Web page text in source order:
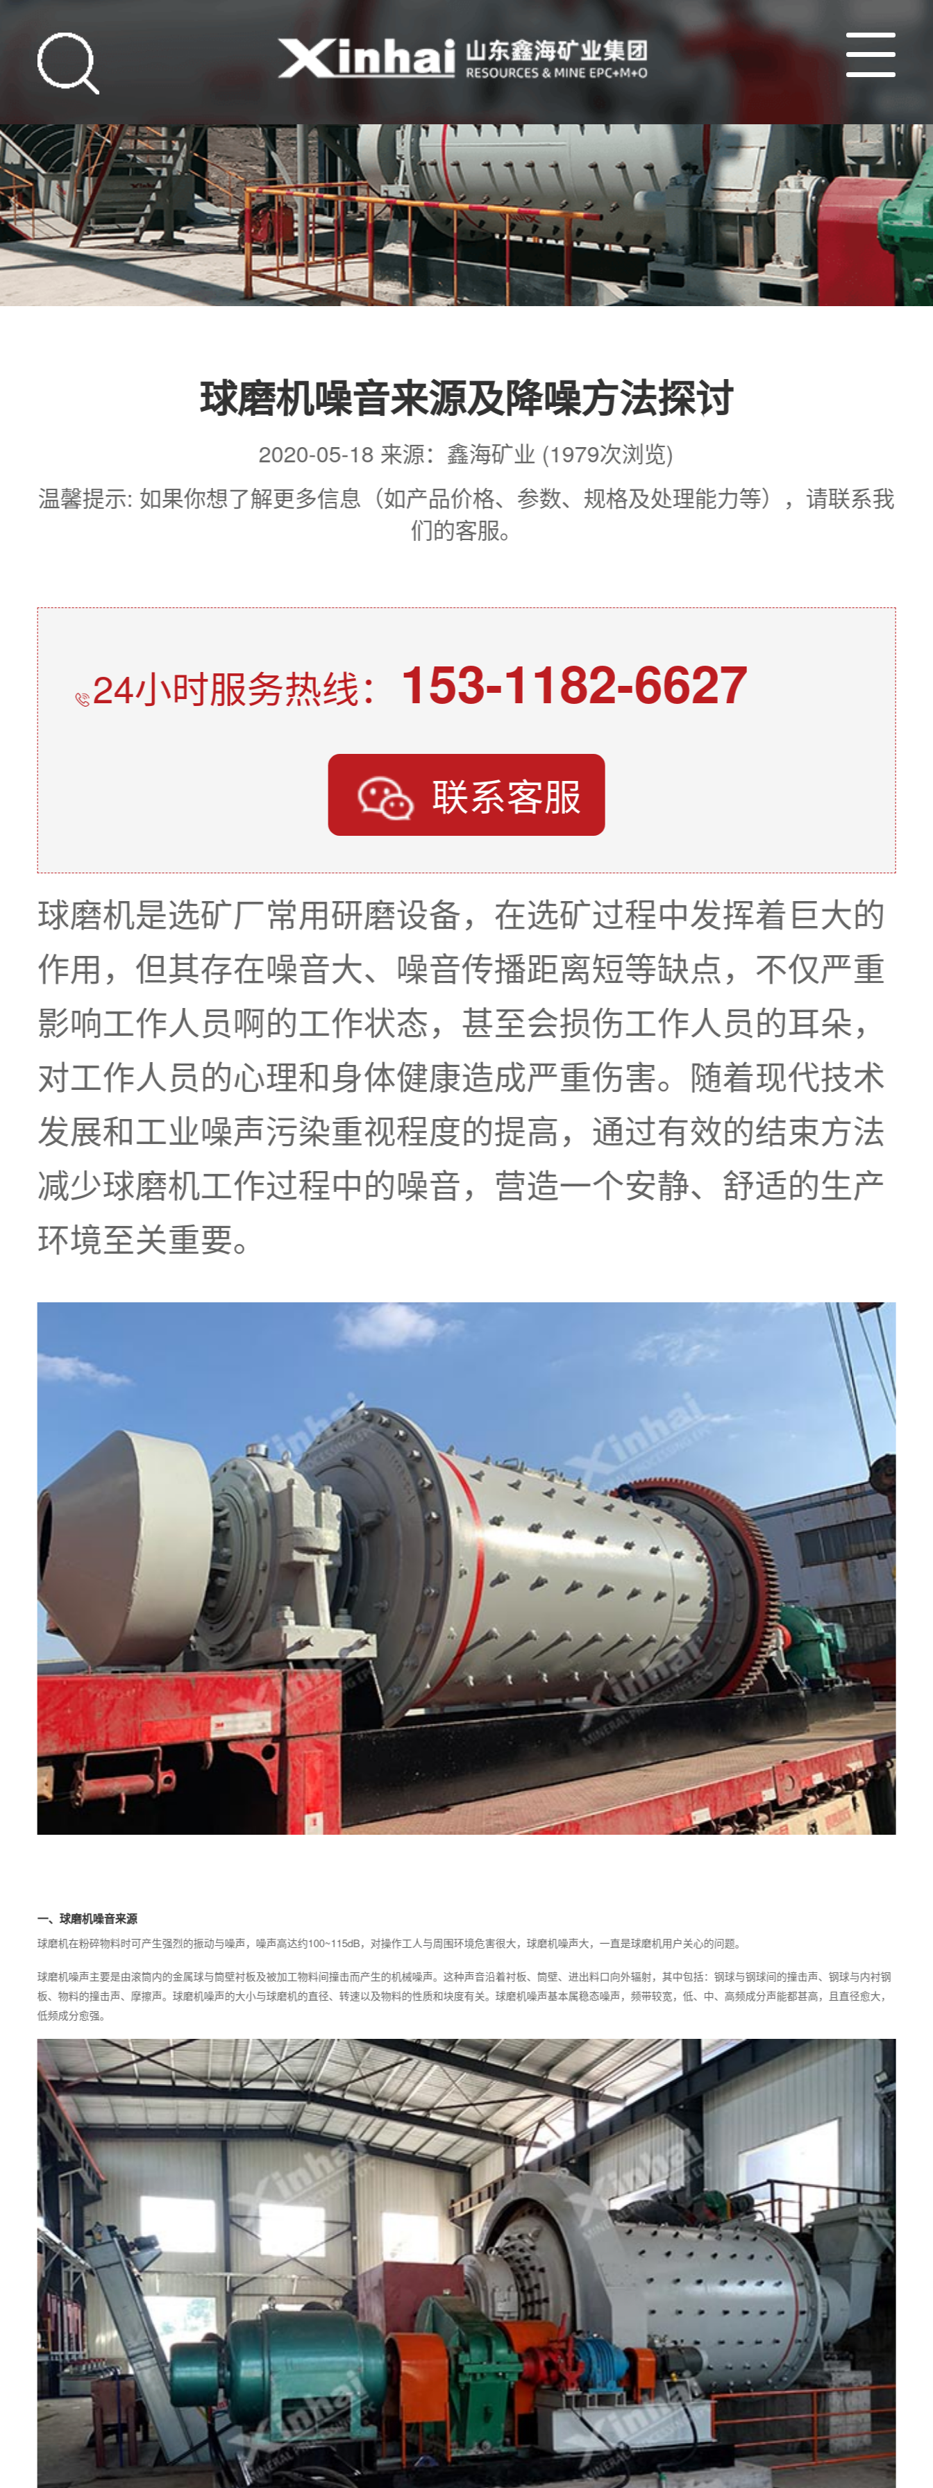
球磨机噪音来源及降噪方法探讨
2020-05-18 来源：鑫海矿业 (1979次浏览)
温馨提示: 如果你想了解更多信息（如产品价格、参数、规格及处理能力等），请联系我
们的客服。
24小时服务热线： 153-1182-6627
联系客服
球磨机是选矿厂常用研磨设备，在选矿过程中发挥着巨大的
作用，但其存在噪音大、噪音传播距离短等缺点，不仅严重
影响工作人员啊的工作状态，甚至会损伤工作人员的耳朵，
对工作人员的心理和身体健康造成严重伤害。随着现代技术
发展和工业噪声污染重视程度的提高，通过有效的结束方法
减少球磨机工作过程中的噪音，营造一个安静、舒适的生产
环境至关重要。
一、球磨机噪音来源
球磨机在粉碎物料时可产生强烈的振动与噪声，噪声高达约100~115dB，对操作工人与周围环境危害很大，球磨机噪声大，一直是球磨机用户关心的问题。
球磨机噪声主要是由滚筒内的金属球与筒壁衬板及被加工物料间撞击而产生的机械噪声。这种声音沿着衬板、筒壁、进出料口向外辐射，其中包括：钢球与钢球间的撞击声、钢球与内衬钢
板、物料的撞击声、摩擦声。球磨机噪声的大小与球磨机的直径、转速以及物料的性质和块度有关。球磨机噪声基本属稳态噪声，频带较宽，低、中、高频成分声能都甚高，且直径愈大，
低频成分愈强。